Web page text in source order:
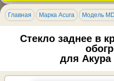
Главная Марка Acura Модель
Стекло заднее в
для Акура